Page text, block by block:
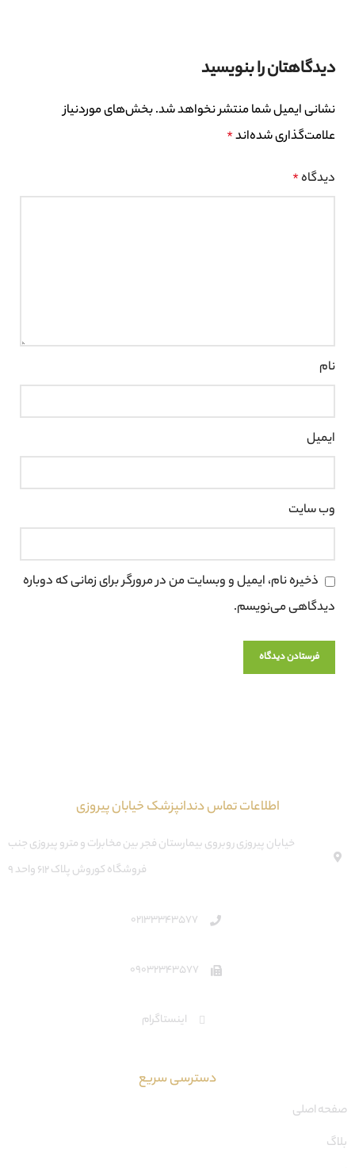
دیدگاهتان را بنویسید
نشانی ایمیل شما منتشر نخواهد شد.بخش‌های موردنیاز
علامت‌گذاری شده‌اند*
دیدگاه*
نام
ایمیل
وب‌ سایت
ذخیره نام، ایمیل و وبسایت من در مرورگر برای زمانی که دوباره
دیدگاهی می‌نویسم.
اطلاعات تماس دندانپزشک خیابان پیروزی
خیابان پیروزی روبروی بیمارستان فجر بین مخابرات و مترو پیروزی جنب
فروشگاه کوروش پلاک ۶۱۲ واحد ۹
02133343577
09032343577
اینستاگرام
دسترسی سریع
صفحه اصلی
بلاگ